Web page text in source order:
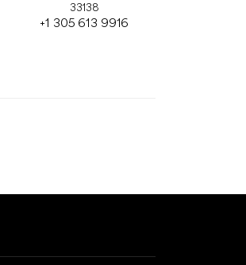
33138
+1 305 613 9916